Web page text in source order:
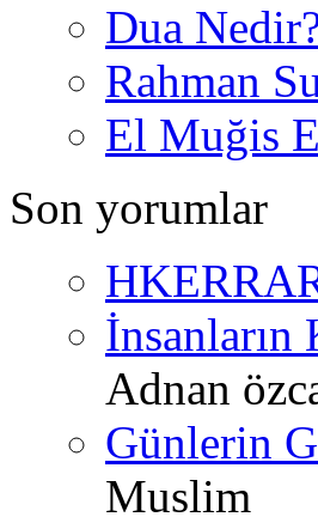
Dua
Rahman
El Muğis
Son yorumlar
Adnan
Günlerin
Muslim